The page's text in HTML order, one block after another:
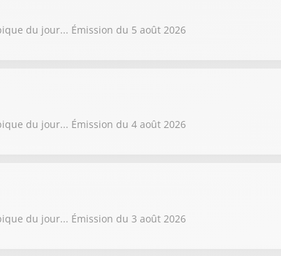
du jour... Émission du 5 août 2026
du jour... Émission du 4 août 2026
du jour... Émission du 3 août 2026